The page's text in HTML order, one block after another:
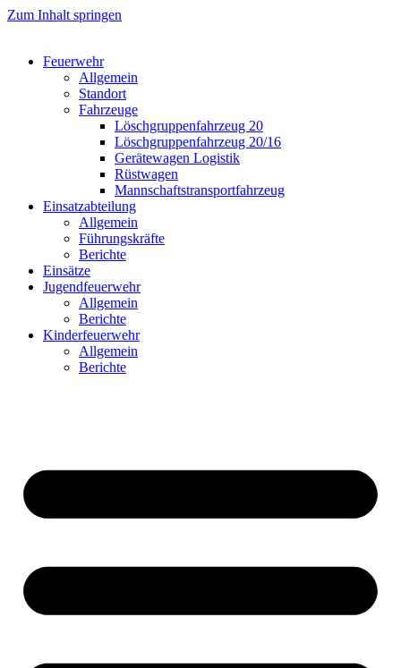
Zum Inhalt springen
Feuerwehr
Allgemein
Standort
Fahrzeuge
Löschgruppen­fahrzeug 20
Lösch­gruppen­fahrzeug 20/16
Geräte­wagen Logistik
Rüst­wagen
Mannschafts­transportfahrzeug
Einsatz­abteilung
Allgemein
Führungs­kräfte
Berichte
Einsätze
Jugend­feuerwehr
Allgemein
Berichte
Kinder­feuerwehr
Allgemein
Berichte